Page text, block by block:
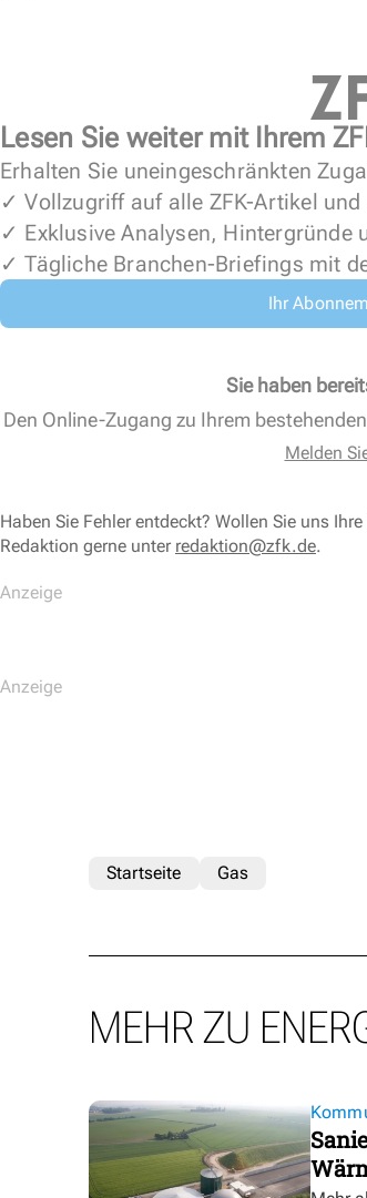
Lesen Sie weiter mit Ihrem
Erhalten Sie uneingeschränkten
✓ Vollzugriff auf alle ZFK-Artikel
✓ Exklusive Analysen, Hintergründe
✓ Tägliche Branchen-Briefings mit
Ihr
Sie haben
Den Online-Zugang zu Ihrem
Melden
Haben Sie Fehler entdeckt? Wollen Sie uns
Redaktion gerne unter redaktion@zfk.de.
Startseite Gas
MEHR ZU